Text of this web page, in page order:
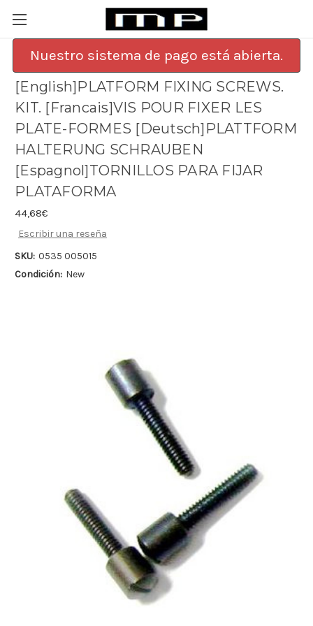
Nuestro sistema de pago está abierta.
[English]PLATFORM FIXING SCREWS.
KIT. [Francais]VIS POUR FIXER LES
PLATE-FORMES [Deutsch]PLATTFORM
HALTERUNG SCHRAUBEN
[Espagnol]TORNILLOS PARA FIJAR
PLATAFORMA
44,68€
Escribir una reseña
SKU: 0535 005015
Condición: New